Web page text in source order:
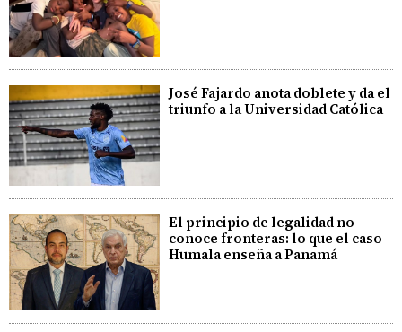
José Fajardo anota doblete y da el
triunfo a la Universidad Católica
El principio de legalidad no
conoce fronteras: lo que el caso
Humala enseña a Panamá